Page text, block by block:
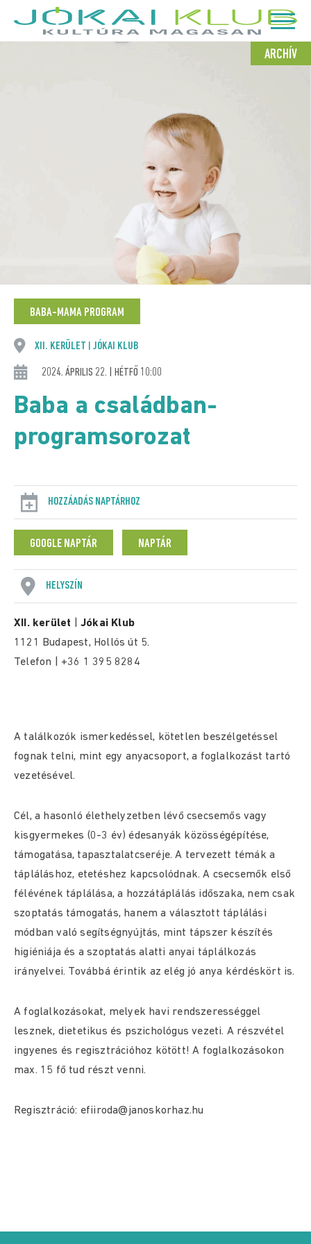
ARCHÍV
BABA-MAMA PROGRAM
XII. KERÜLET JÓKAI KLUB
2024. ÁPRILIS 22. | HÉTFŐ 10:00
Baba a családban-
programsorozat
HOZZÁADÁS NAPTÁRHOZ
GOOGLE NAPTÁR NAPTÁR
HELYSZÍN
XII. kerület |Jókai Klub
1121 Budapest, Hollós út 5.
Telefon | +36 1 395 8284
A találkozók ismerkedéssel, kötetlen beszélgetéssel
fognak telni, mint egy anyacsoport, a foglalkozást tartó
vezetésével.
Cél, a hasonló élethelyzetben lévő csecsemős vagy
kisgyermekes (0-3 év) édesanyák közösségépítése,
támogatása, tapasztalatcseréje. A tervezett témák a
tápláláshoz, etetéshez kapcsolódnak. A csecsemők első
félévének táplálása, a hozzátáplálás időszaka, nem csak
szoptatás támogatás, hanem a választott táplálási
módban való segítségnyújtás, mint tápszer készítés
higiéniája és a szoptatás alatti anyai táplálkozás
irányelvei. Továbbá érintik az elég jó anya kérdéskört is.
A foglalkozásokat, melyek havi rendszerességgel
lesznek, dietetikus és pszichológus vezeti. A részvétel
ingyenes és regisztrációhoz kötött! A foglalkozásokon
max. 15 fő tud részt venni.
Regisztráció: efiiroda@janoskorhaz.hu